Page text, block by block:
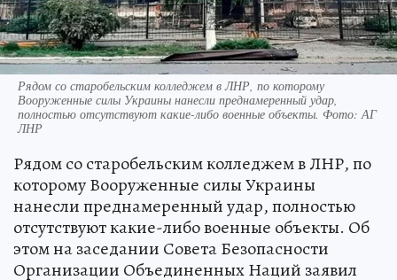
Рядом со старобельским колледжем в ЛНР, по которому
Вооруженные силы Украины нанесли преднамеренный удар,
полностью отсутствуют какие-либо военные объекты. Фото: АГ
ЛНР
Рядом со старобельским колледжем в ЛНР, по
которому Вооруженные силы Украины
нанесли преднамеренный удар, полностью
отсутствуют какие-либо военные объекты. Об
этом на заседании Совета Безопасности
Организации Объединенных Наций заявил